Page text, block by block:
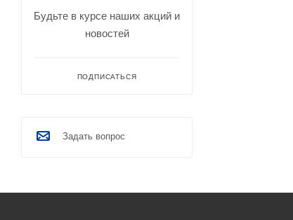
Будьте в курсе наших акций и
новостей
ПОДПИСАТЬСЯ
Задать вопрос